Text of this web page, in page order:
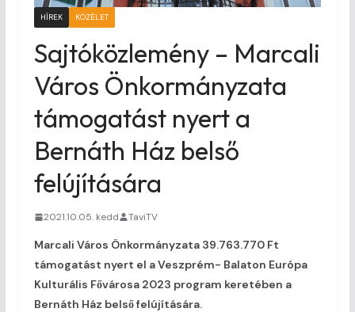
HÍREK KÖZÉLET
Sajtóközlemény – Marcali
Város Önkormányzata
támogatást nyert a
Bernáth Ház belső
felújítására
2021.10.05. kedd TaviTV
Marcali Város Önkormányzata 39.763.770 Ft
támogatást nyert el a Veszprém- Balaton Európa
Kulturális Fővárosa 2023 program keretében a
Bernáth Ház belső felújítására.